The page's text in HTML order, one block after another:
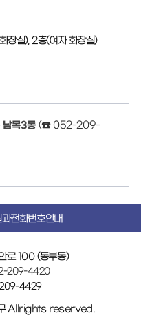
장실), 2층(여자 화장실)
남목3동(☎ 052-209-
과전화번호안내
로 100 (동부동)
209-4420
4429
Allrights reserved.